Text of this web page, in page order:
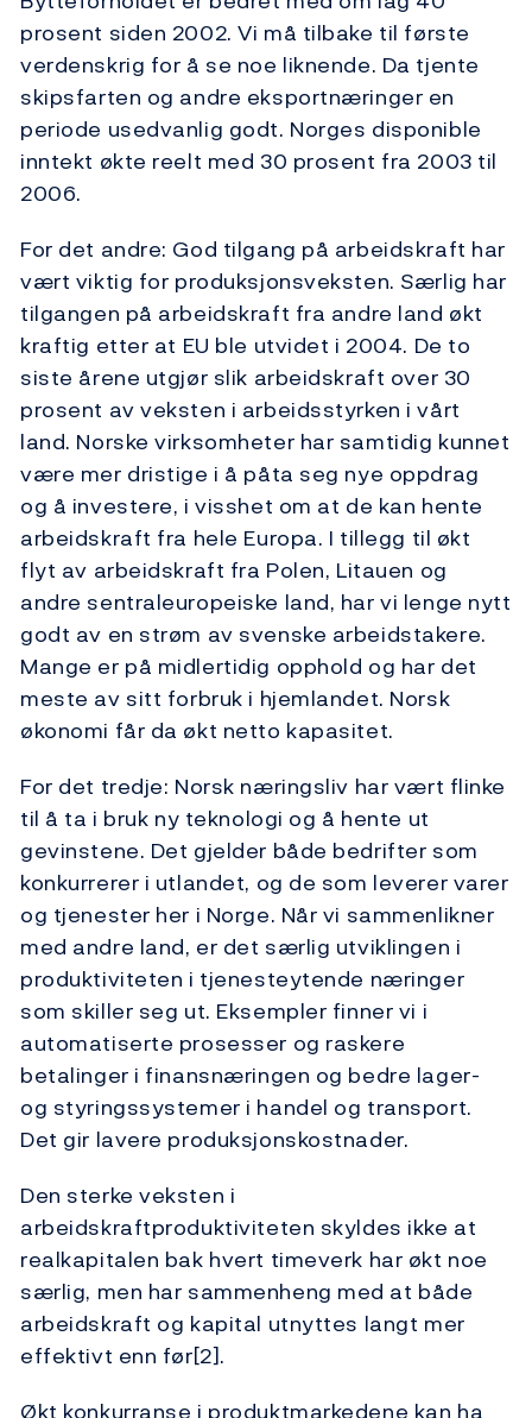
prosent siden 2002. Vi må tilbake til første
verdenskrig for å se noe liknende. Da tjente
skipsfarten og andre eksportnæringer en
periode usedvanlig godt. Norges disponible
inntekt økte reelt med 30 prosent fra 2003 til
2006.
For det andre: God tilgang på arbeidskraft har
vært viktig for produksjonsveksten. Særlig har
tilgangen på arbeidskraft fra andre land økt
kraftig etter at EU ble utvidet i 2004. De to
siste årene utgjør slik arbeidskraft over 30
prosent av veksten i arbeidsstyrken i vårt
land. Norske virksomheter har samtidig kunnet
være mer dristige i å påta seg nye oppdrag
og å investere, i visshet om at de kan hente
arbeidskraft fra hele Europa. I tillegg til økt
flyt av arbeidskraft fra Polen, Litauen og
andre sentraleuropeiske land, har vi lenge nytt
godt av en strøm av svenske arbeidstakere.
Mange er på midlertidig opphold og har det
meste av sitt forbruk i hjemlandet. Norsk
økonomi får da økt netto kapasitet.
For det tredje: Norsk næringsliv har vært flinke
til å ta i bruk ny teknologi og å hente ut
gevinstene. Det gjelder både bedrifter som
konkurrerer i utlandet, og de som leverer varer
og tjenester her i Norge. Når vi sammenlikner
med andre land, er det særlig utviklingen i
produktiviteten i tjenesteytende næringer
som skiller seg ut. Eksempler finner vi i
automatiserte prosesser og raskere
betalinger i finansnæringen og bedre lager-
og styringssystemer i handel og transport.
Det gir lavere produksjonskostnader.
Den sterke veksten i
arbeidskraftproduktiviteten skyldes ikke at
realkapitalen bak hvert timeverk har økt noe
særlig, men har sammenheng med at både
arbeidskraft og kapital utnyttes langt mer
effektivt enn før[2].